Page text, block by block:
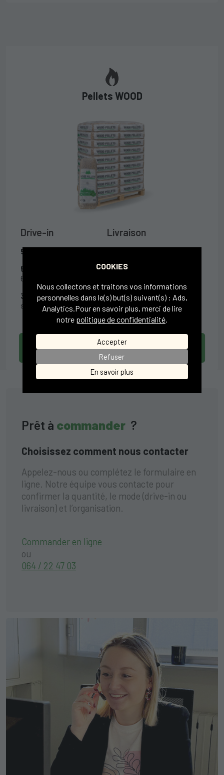
COOKIES
Nous collectons et traitons vos informations
personnelles dans le(s) but(s) suivant(s) : Ads,
Analytics.Pour en savoir plus, merci de lire
notre politique de confidentialité.
Accepter
Refuser
En savoir plus
Pellets WOOD
Drive-in
5,55 €
5,3 €
/ sac par palette -
65 sacs
344,5 €/ palette - 65
sacs
Livraison
+ 15€caution / palette
Commander
Prêt à commander ?
Choisissez comment nous contacter
Appelez-nous ou complétez le formulaire en
ligne. Notre équipe vous contacte pour
confirmer la quantité, le mode (drive-in ou
livraison) et l’organisation.
Commander en ligne
ou
064 / 22 47 03